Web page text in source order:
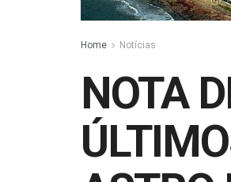
Home Notícias
NOTA